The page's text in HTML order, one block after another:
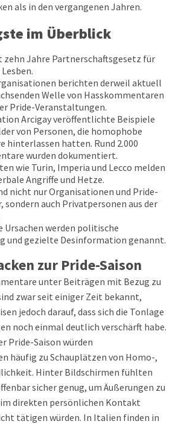
als in den vergangenen Jahren.
im Überblick
Jahre Partnerschaftsgesetz für
berichten derweil aktuell
Welle von Hasskommentaren
Pride-Veranstaltungen.
Arcigay veröffentlichte Beispiele
von Personen, die homophobe
hinterlassen hatten. Rund 2.000
wurden dokumentiert.
wie Turin, Imperia und Lecco melden
Angriffe und Hetze.
nicht nur Organisationen und Pride-
sondern auch Privatpersonen aus der
Ursachen werden politische
und gezielte Desinformation genannt.
zur Pride-Saison
unter Beiträgen mit Bezug zu
zwar seit einiger Zeit bekannt,
jedoch darauf, dass sich die Tonlage
noch einmal deutlich verschärft habe.
Pride-Saison würden
häufig zu Schauplätzen von Homo-,
Hinter Bildschirmen fühlten
sicher genug, um Äußerungen zu
direkten persönlichen Kontakt
tätigen würden. In Italien finden in